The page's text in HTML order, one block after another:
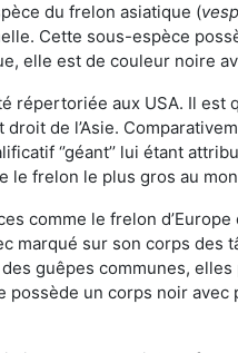
du frelon asiatique (
Cette sous-espèce
elle est de couleur noire
répertoriée aux USA. Il
de l’Asie.
‘’géant’’ lui étant
le frelon le plus gros au
comme le frelon
marqué sur son corps des
guêpes communes,
un corps noir